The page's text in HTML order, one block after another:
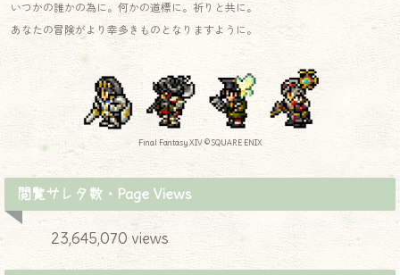
いつかの誰かの為に。何かの道標に。祈りと共に。
あなたの冒険がより幸多きものとなりますように。
Final Fantasy XIV © SQUARE ENIX
閲覧サレタ数・Page Views
23,645,070 views